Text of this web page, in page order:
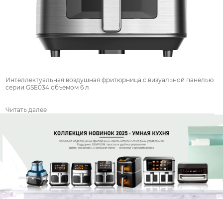
Интеллектуальная воздушная фритюрница с визуальной панелью
серии GSE034 объемом 6 л
Читать далее